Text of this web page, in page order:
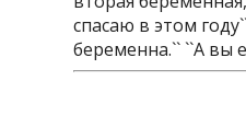
спасаю в этом
беременна.`` ``А вы